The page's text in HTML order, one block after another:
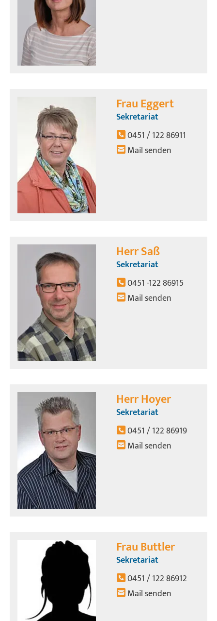
Frau Eggert
Sekretariat
0451 / 122 86911
Mail senden
Herr Saß
Sekretariat
0451 -122 86915
Mail senden
Herr Hoyer
Sekretariat
0451 / 122 86919
Mail senden
Frau Buttler
Sekretariat
0451 / 122 86912
Mail senden